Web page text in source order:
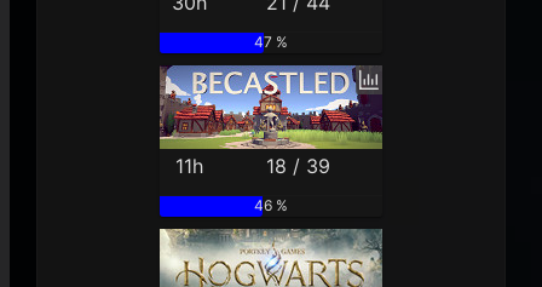
47 %
11h 18 / 39
46 %